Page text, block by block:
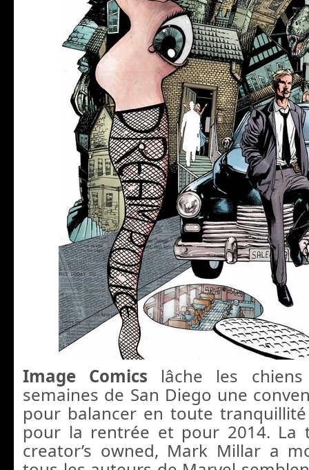
Image Comics lâche les
semaines de San Diego une
pour balancer en toute
pour la rentrée et pour 2014. La
creator’s owned, Mark Millar a